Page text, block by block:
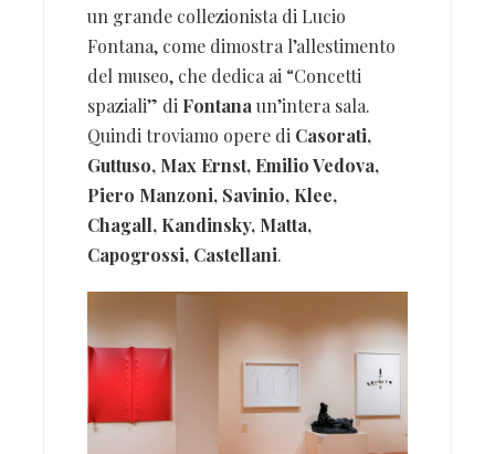
un grande collezionista di Lucio
Fontana, come dimostra l’allestimento
del museo, che dedica ai “Concetti
spaziali” di Fontanaun’intera sala.
Quindi troviamo opere di Casorati,
Guttuso, Max Ernst, Emilio Vedova,
Piero Manzoni, Savinio, Klee,
Chagall, Kandinsky, Matta,
Capogrossi, Castellani.